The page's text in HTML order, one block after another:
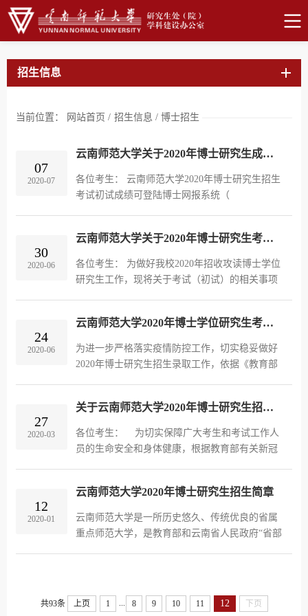
招生信息
当前位置： 网站首页 / 招生信息 / 博士招生
07
2020-07
云南师范大学关于2020年博士研究生成绩查询及成绩复核的通知
各位考生： 云南师范大学2020年博士研究生招生
考试初试成绩可登陆博士网报系统（
日17:00前，由本人提交以下电子材...
30
2020-06
云南师范大学关于2020年博士研究生考试（初试）的通知
各位考生： 为做好我校2020年招收攻读博士学位
研究生工作，现将关于考试（初试）的相关事项
我校加强对博士报名资格的审...
24
2020-06
云南师范大学2020年博士学位研究生考试招生工作实施办法
为进一步严格落实疫情防控工作，切实稳妥做好
2020年博士研究生招生录取工作，依据《教育部
神，按照健康第一，公平至上，质...
27
2020-03
关于云南师范大学2020年博士研究生招生工作安排的通知
各位考生： 为切实保障广大考生和考试工作人
员的生命安全和身体健康，根据教育部有关新冠
究生招生工作安排通知如下： ...
12
2020-01
云南师范大学2020年博士研究生招生简章
云南师范大学是一所历史悠久、传统优良的省属
重点师范大学，是教育部和云南省人民政府“省部
共93条 上页 1 ... 8 9 10 11 12 下页